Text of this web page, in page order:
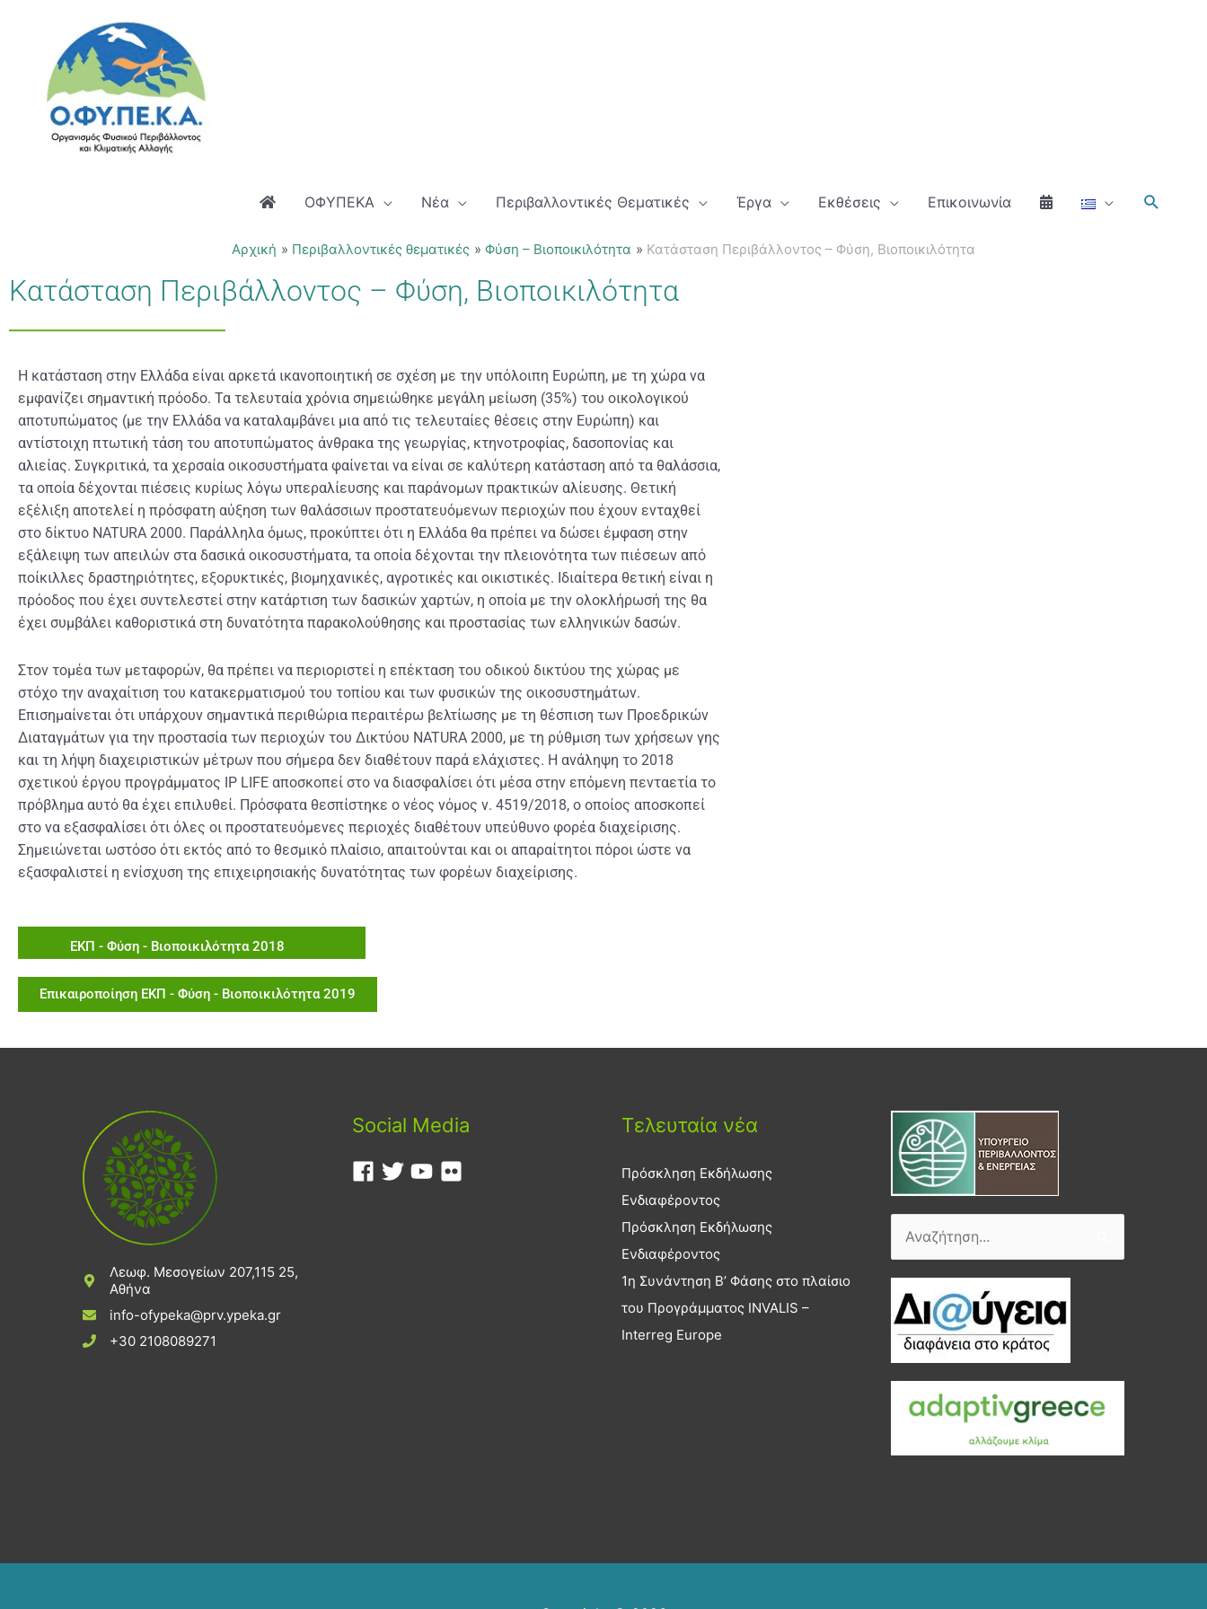
περιεχόμενο
ΟΦΥΠΕΚΑ Νέα Περιβαλλοντικές Θεματικές Έργα Εκθέσεις Επικοινωνία
Αρχική Περιβαλλοντικές θεματικές Φύση – Βιοποικιλότητα Κατάσταση Περιβάλλοντος – Φύση, Βιοποικιλότητα
Κατάσταση Περιβάλλοντος – Φύση, Βιοποικιλότητα
H κατάσταση στην Ελλάδα είναι αρκετά ικανοποιητική σε σχέση με την υπόλοιπη Ευρώπη, με τη χώρα να
εμφανίζει σημαντική πρόοδο. Τα τελευταία χρόνια σημειώθηκε μεγάλη μείωση (35%) του οικολογικού
αποτυπώματος (με την Ελλάδα να καταλαμβάνει μια από τις τελευταίες θέσεις στην Ευρώπη) και
αντίστοιχη πτωτική τάση του αποτυπώματος άνθρακα της γεωργίας, κτηνοτροφίας, δασοπονίας και
αλιείας. Συγκριτικά, τα χερσαία οικοσυστήματα φαίνεται να είναι σε καλύτερη κατάσταση από τα θαλάσσια,
τα οποία δέχονται πιέσεις κυρίως λόγω υπεραλίευσης και παράνομων πρακτικών αλίευσης. Θετική
εξέλιξη αποτελεί η πρόσφατη αύξηση των θαλάσσιων προστατευόμενων περιοχών που έχουν ενταχθεί
στο δίκτυο NATURA 2000. Παράλληλα όμως, προκύπτει ότι η Ελλάδα θα πρέπει να δώσει έμφαση στην
εξάλειψη των απειλών στα δασικά οικοσυστήματα, τα οποία δέχονται την πλειονότητα των πιέσεων από
ποίκιλλες δραστηριότητες, εξορυκτικές, βιομηχανικές, αγροτικές και οικιστικές. Ιδιαίτερα θετική είναι η
πρόοδος που έχει συντελεστεί στην κατάρτιση των δασικών χαρτών, η οποία με την ολοκλήρωσή της θα
έχει συμβάλει καθοριστικά στη δυνατότητα παρακολούθησης και προστασίας των ελληνικών δασών.
Στον τομέα των μεταφορών, θα πρέπει να περιοριστεί η επέκταση του οδικού δικτύου της χώρας με
στόχο την αναχαίτιση του κατακερματισμού του τοπίου και των φυσικών της οικοσυστημάτων.
Επισημαίνεται ότι υπάρχουν σημαντικά περιθώρια περαιτέρω βελτίωσης με τη θέσπιση των Προεδρικών
Διαταγμάτων για την προστασία των περιοχών του Δικτύου NATURA 2000, με τη ρύθμιση των χρήσεων γης
και τη λήψη διαχειριστικών μέτρων που σήμερα δεν διαθέτουν παρά ελάχιστες. Η ανάληψη το 2018
σχετικού έργου προγράμματος IP LIFE αποσκοπεί στο να διασφαλίσει ότι μέσα στην επόμενη πενταετία το
πρόβλημα αυτό θα έχει επιλυθεί. Πρόσφατα θεσπίστηκε ο νέος νόμος ν. 4519/2018, ο οποίος αποσκοπεί
στο να εξασφαλίσει ότι όλες οι προστατευόμενες περιοχές διαθέτουν υπεύθυνο φορέα διαχείρισης.
Σημειώνεται ωστόσο ότι εκτός από το θεσμικό πλαίσιο, απαιτούνται και οι απαραίτητοι πόροι ώστε να
εξασφαλιστεί η ενίσχυση της επιχειρησιακής δυνατότητας των φορέων διαχείρισης.
ΕΚΠ - Φύση - Βιοποικιλότητα 2018
Επικαιροποίηση ΕΚΠ - Φύση - Βιοποικιλότητα 2019
Λεωφ. Μεσογείων 207,115 25,
Αθήνα
info-ofypeka@prv.ypeka.gr
+30 2108089271
Social Media Τελευταία νέα
Πρόσκληση Εκδήλωσης
Ενδιαφέροντος
Πρόσκληση Εκδήλωσης
Ενδιαφέροντος
1η Συνάντηση Β’ Φάσης στο πλαίσιο
του Προγράμματος INVALIS –
Interreg Europe
Αναζήτηση